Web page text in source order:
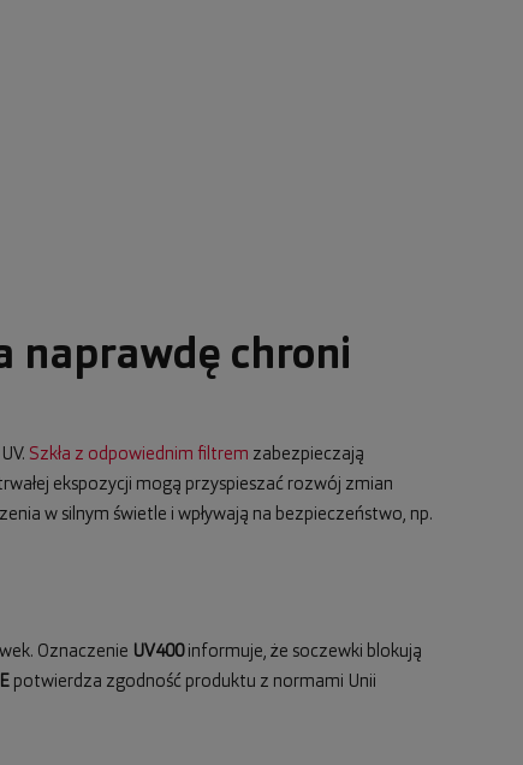
naprawdę chroni
Szkła z odpowiednim filtrem zabezpieczają
ekspozycji mogą przyspieszać rozwój zmian
w silnym świetle i wpływają na bezpieczeństwo, np.
Oznaczenie UV400informuje, że soczewki blokują
potwierdza zgodność produktu z normami Unii